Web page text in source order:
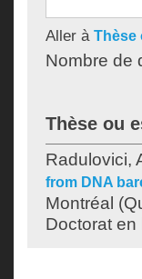
Aller à Thèse
Nombre de
Thèse ou
Radulovici,
from DNA
Montréal
Doctorat en